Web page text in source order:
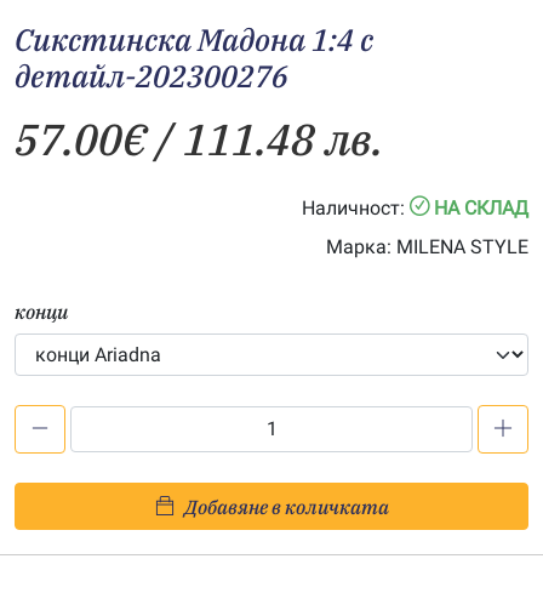
Сикстинска Мадона 1:4 с
детайл-202300276
57.00€/ 111.48 лв.
Наличност:
НА СКЛАД
Марка: MILENA STYLE
конци
Мадона
1:4
Добавяне в количката